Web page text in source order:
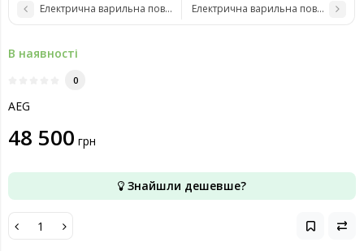
Електрична варильна поверхня AEG IPE74541FB
Електрична варильна поверхня
В наявності
0
AEG
48 500 грн
Знайшли дешевше?